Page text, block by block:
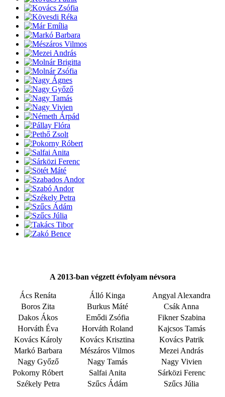
A 2013-ban végzett évfolyam névsora
Ács Renáta Álló Kinga
Angyal Alexandra
Boros Zita
Burkus Máté
Csák Anna
Dakos Ákos
Emődi Zsófia
Fikner Szabina
Horváth Éva
Horváth Roland
Kajcsos Tamás
Kovács Károly
Kovács Krisztina
Kovács Patrik
Markó Barbara
Mészáros Vilmos
Mezei András
Nagy Győző
Nagy Tamás
Nagy Vivien
Pokorny Róbert
Salfai Anita
Sárközi Ferenc
Székely Petra
Szűcs Ádám Szűcs Júlia